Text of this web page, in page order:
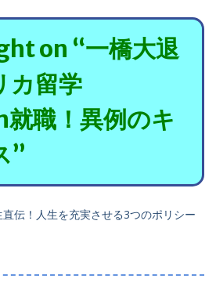
on “一橋大退
留学
職！異例のキ
”
直伝！人生を充実させる3つのポリシー